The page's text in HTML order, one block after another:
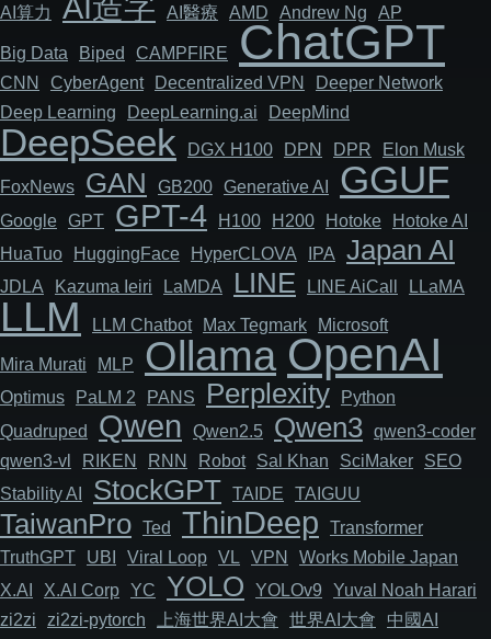
AI算力 AI造字 AI醫療 AMD Andrew Ng AP
Big Data Biped CAMPFIRE ChatGPT
CNN Cyber​​Agent Decentralized VPN
Deeper Network
Deep Learning
DeepLearning.ai DeepMind
DeepSeek DGX H100 DPN DPR
Elon Musk
FoxNews
GAN GB200 Generative AI GGUF
Google GPT GPT-4 H100 H200 Hotoke
Hotoke AI
HuaTuo
HuggingFace HyperCLOVA IPA Japan AI
JDLA Kazuma Ieiri LaMDA LINE LINE AiCall LLaMA
LLM LLM Chatbot Max Tegmark Microsoft
Mira Murati MLP Ollama OpenAI
Optimus PaLM 2 PANS Perplexity
Python
Quadruped
Qwen Qwen2.5 Qwen3 qwen3-coder
qwen3-vl
RIKEN RNN Robot Sal Khan SciMaker
SEO
Stability AI
StockGPT TAIDE TAIGUU
TaiwanPro Ted ThinDeep
Transformer
TruthGPT
UBI Viral Loop VL VPN
Works Mobile Japan
X.AI
X.AI Corp YC YOLO YOLOv9
Yuval Noah Harari
zi2zi
zi2zi-pytorch 上海世界AI大會 世界AI大會
中國AI